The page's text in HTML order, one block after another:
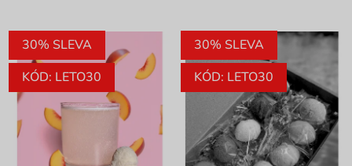
30% SLEVA
KÓD: LETO30
30% SLEVA
KÓD: LETO30